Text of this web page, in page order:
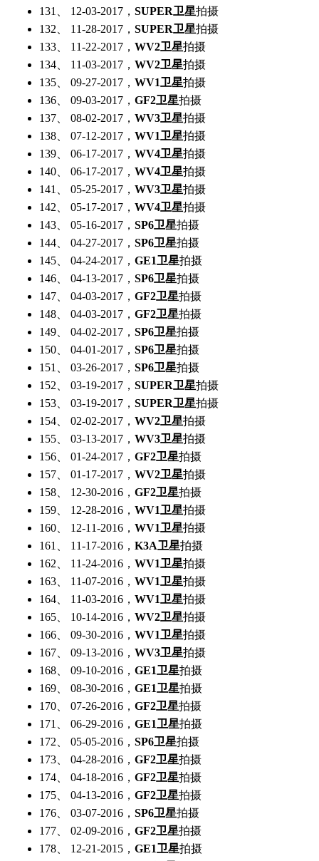
131、 12-03-2017， SUPER卫星拍摄
132、 11-28-2017， SUPER卫星拍摄
133、 11-22-2017， WV2卫星拍摄
134、 11-03-2017， WV2卫星拍摄
135、 09-27-2017， WV1卫星拍摄
136、 09-03-2017， GF2卫星拍摄
137、 08-02-2017， WV3卫星拍摄
138、 07-12-2017， WV1卫星拍摄
139、 06-17-2017， WV4卫星拍摄
140、 06-17-2017， WV4卫星拍摄
141、 05-25-2017， WV3卫星拍摄
142、 05-17-2017， WV4卫星拍摄
143、 05-16-2017， SP6卫星拍摄
144、 04-27-2017， SP6卫星拍摄
145、 04-24-2017， GE1卫星拍摄
146、 04-13-2017， SP6卫星拍摄
147、 04-03-2017， GF2卫星拍摄
148、 04-03-2017， GF2卫星拍摄
149、 04-02-2017， SP6卫星拍摄
150、 04-01-2017， SP6卫星拍摄
151、 03-26-2017， SP6卫星拍摄
152、 03-19-2017， SUPER卫星拍摄
153、 03-19-2017， SUPER卫星拍摄
154、 02-02-2017， WV2卫星拍摄
155、 03-13-2017， WV3卫星拍摄
156、 01-24-2017， GF2卫星拍摄
157、 01-17-2017， WV2卫星拍摄
158、 12-30-2016， GF2卫星拍摄
159、 12-28-2016， WV1卫星拍摄
160、 12-11-2016， WV1卫星拍摄
161、 11-17-2016， K3A卫星拍摄
162、 11-24-2016， WV1卫星拍摄
163、 11-07-2016， WV1卫星拍摄
164、 11-03-2016， WV1卫星拍摄
165、 10-14-2016， WV2卫星拍摄
166、 09-30-2016， WV1卫星拍摄
167、 09-13-2016， WV3卫星拍摄
168、 09-10-2016， GE1卫星拍摄
169、 08-30-2016， GE1卫星拍摄
170、 07-26-2016， GF2卫星拍摄
171、 06-29-2016， GE1卫星拍摄
172、 05-05-2016， SP6卫星拍摄
173、 04-28-2016， GF2卫星拍摄
174、 04-18-2016， GF2卫星拍摄
175、 04-13-2016， GF2卫星拍摄
176、 03-07-2016， SP6卫星拍摄
177、 02-09-2016， GF2卫星拍摄
178、 12-21-2015， GE1卫星拍摄